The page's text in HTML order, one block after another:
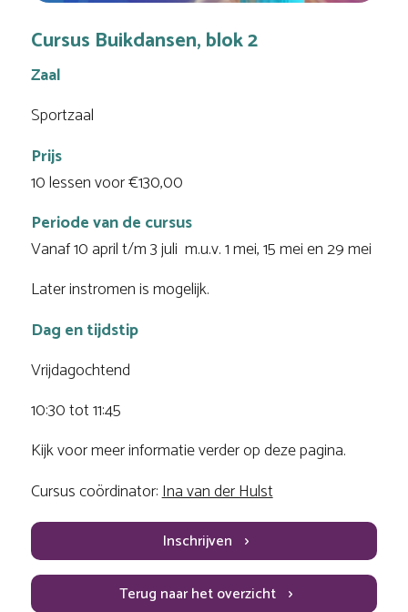
Cursus Buikdansen, blok 2
Zaal
Sportzaal
Prijs
10 lessen voor €130,00
Periode van de cursus
Vanaf 10 april t/m 3 juli m.u.v. 1 mei, 15 mei en 29 mei
Later instromen is mogelijk.
Dag en tijdstip
Vrijdagochtend
10:30 tot 11:45
Kijk voor meer informatie verder op deze pagina.
Cursus coördinator:Ina van der Hulst
Inschrijven
Terug naar het overzicht